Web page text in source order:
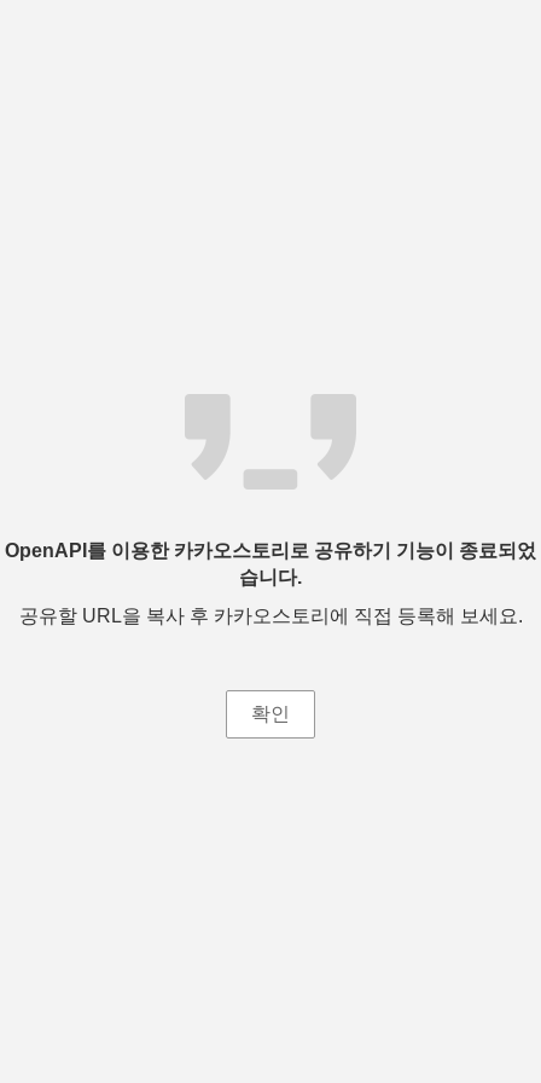
OpenAPI를 이용한 카카오스토리로 공유하기 기능이 종료되었
습니다.
공유할 URL을 복사 후 카카오스토리에 직접 등록해 보세요.
확인